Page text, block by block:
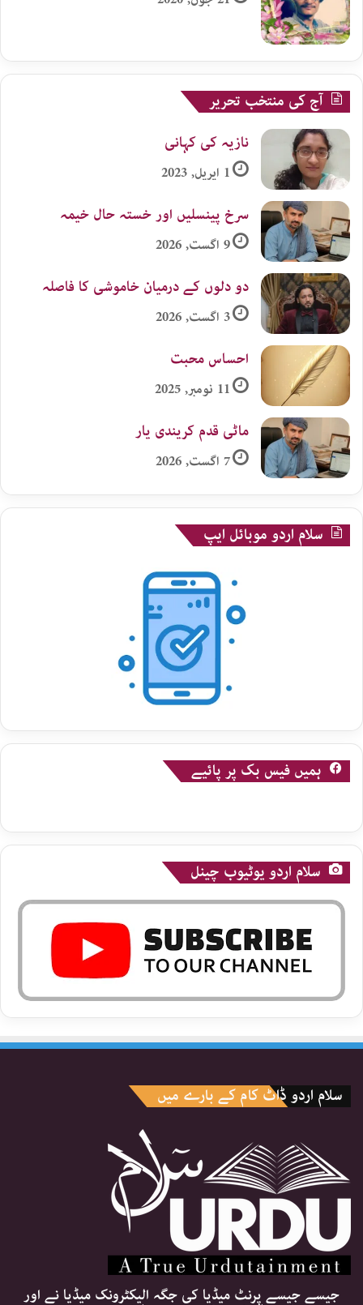
آج کی منتخب تحریر
نازیہ کی کہانی
1 اپریل, 2023
سرخ پینسلیں اور خستہ حال خیمہ
9 اگست, 2026
دو دلوں کے درمیان خاموشی کا فاصلہ
3 اگست, 2026
احساس محبت
11 نومبر, 2025
ماٹی قدم کریندی یار
7 اگست, 2026
سلام اردو موبائل ایپ
ہمیں فیس بک پر پائیے
سلام اردو یوٹیوب چینل
سلام اردو ڈاٹ کام کے بارے میں
جیسے جیسے پرنٹ میڈیا کی جگہ الیکٹرونک میڈیا نے اور